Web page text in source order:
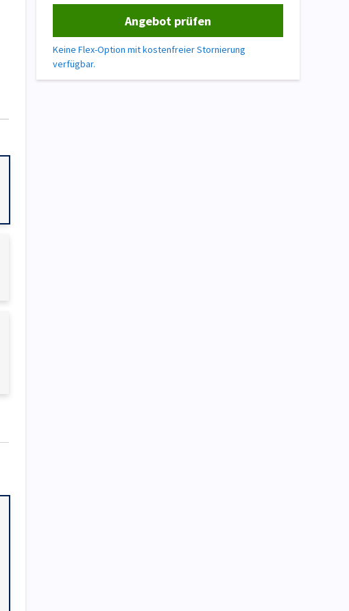
Angebot prüfen
Keine Flex-Option mit kostenfreier Stornierung
verfügbar.